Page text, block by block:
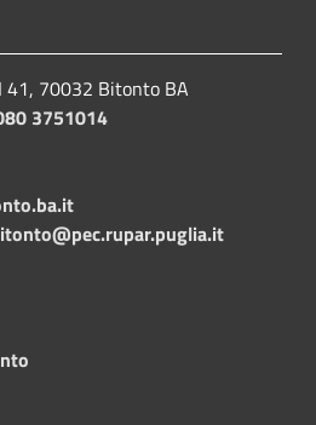
41, 70032 Bitonto BA
3751014